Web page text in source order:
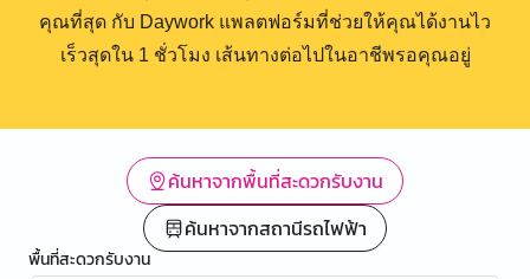
คุณที่สุด กับ Daywork แพลตฟอร์มที่ช่วยให้คุณได้งานไว
เร็วสุดใน 1 ชั่วโมง เส้นทางต่อไปในอาชีพรอคุณอยู่
ค้นหาจากพื้นที่สะดวกรับงาน
ค้นหาจากสถานีรถไฟฟ้า
พื้นที่สะดวกรับงาน